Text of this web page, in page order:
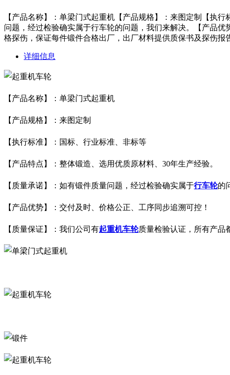
【产品名称】：单梁门式起重机【产品规格】：来图定制【执
问题，经过检验确实属于行车轮的问题，我们来解决。【产品
格探伤，保证每件锻件合格出厂，出厂材料提供质保书及探伤报
详细信息
【产品名称】：单梁门式起重机
【产品规格】：来图定制
【执行标准】：国标、行业标准、非标等
【产品特点】：整体锻造、选用优质原材料、30年生产经验。
【质量承诺】：如有锻件质量问题，经过检验确实属于行车轮的
【产品优势】：交付及时、价格公正、工序同步追溯可控！
【质量保证】：我们公司有起重机车轮质量检验认证，所有产品